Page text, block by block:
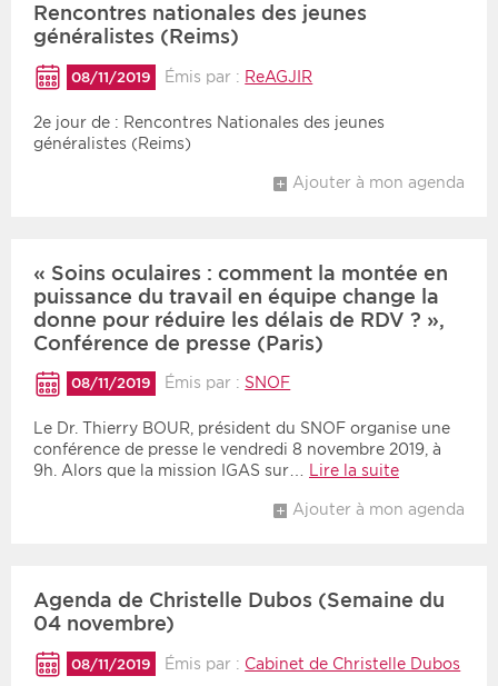
Rencontres nationales des jeunes
généralistes (Reims)
08/11/2019 Émis par : ReAGJIR
2e jour de : Rencontres Nationales des jeunes
généralistes (Reims)
Ajouter à mon agenda
« Soins oculaires : comment la montée en
puissance du travail en équipe change la
donne pour réduire les délais de RDV ? »,
Conférence de presse (Paris)
08/11/2019 Émis par : SNOF
Le Dr. Thierry BOUR, président du SNOF organise une
conférence de presse le vendredi 8 novembre 2019, à
9h. Alors que la mission IGAS sur…
Lire la suite
Ajouter à mon agenda
Agenda de Christelle Dubos (Semaine du
04 novembre)
08/11/2019 Émis par : Cabinet de Christelle Dubos